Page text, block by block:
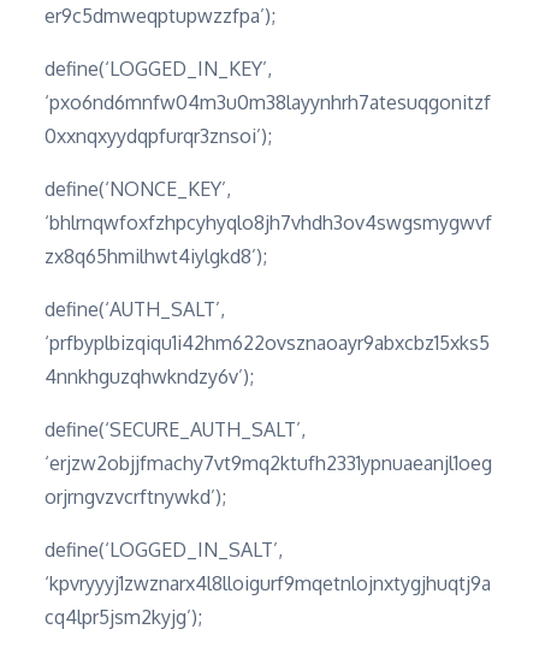
er9c5dmweqptupwzzfpa’);
define(‘LOGGED_IN_KEY’,
‘pxo6nd6mnfw04m3u0m38layynhrh7atesuqgonitzf
0xxnqxyydqpfurqr3znsoi’);
define(‘NONCE_KEY’,
‘bhlrnqwfoxfzhpcyhyqlo8jh7vhdh3ov4swgsmygwvf
zx8q65hmilhwt4iylgkd8’);
define(‘AUTH_SALT’,
‘prfbyplbizqiqu1i42hm622ovsznaoayr9abxcbz15xks5
4nnkhguzqhwkndzy6v’);
define(‘SECURE_AUTH_SALT’,
‘erjzw2objjfmachy7vt9mq2ktufh2331ypnuaeanjl1oeg
orjrngvzvcrftnywkd’);
define(‘LOGGED_IN_SALT’,
‘kpvryyyj1zwznarx4l8lloigurf9mqetnlojnxtygjhuqtj9a
cq4lpr5jsm2kyjg’);